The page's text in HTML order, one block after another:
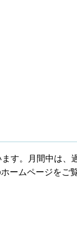
す。月間中は、
ームページをご